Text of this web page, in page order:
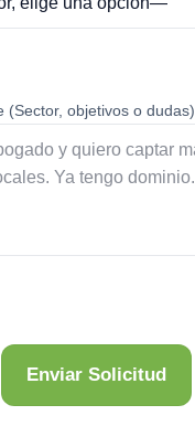
(Sector, objetivos o dudas)